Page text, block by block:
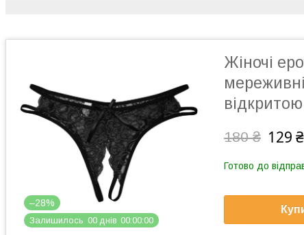
–28%
Залишилось 00 днів 00 00 00
Жіночі
180 ₴ 129 ₴
Готово до